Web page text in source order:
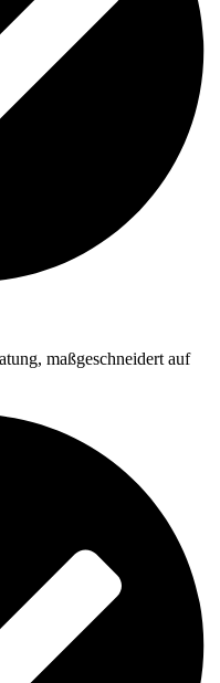
maßgeschneidert auf